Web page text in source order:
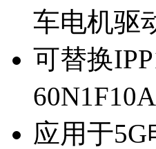
车电机驱
可替换
应用于